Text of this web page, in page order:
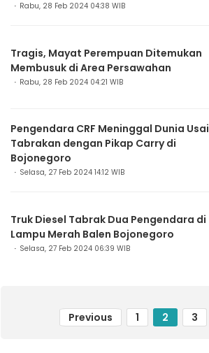
Rabu, 28 Feb 2024 04:38 WIB
Tragis, Mayat Perempuan Ditemukan
Membusuk di Area Persawahan
Rabu, 28 Feb 2024 04:21 WIB
Pengendara CRF Meninggal Dunia Usai
Tabrakan dengan Pikap Carry di
Bojonegoro
Selasa, 27 Feb 2024 14:12 WIB
Truk Diesel Tabrak Dua Pengendara di
Lampu Merah Balen Bojonegoro
Selasa, 27 Feb 2024 06:39 WIB
Previous 1 2 3